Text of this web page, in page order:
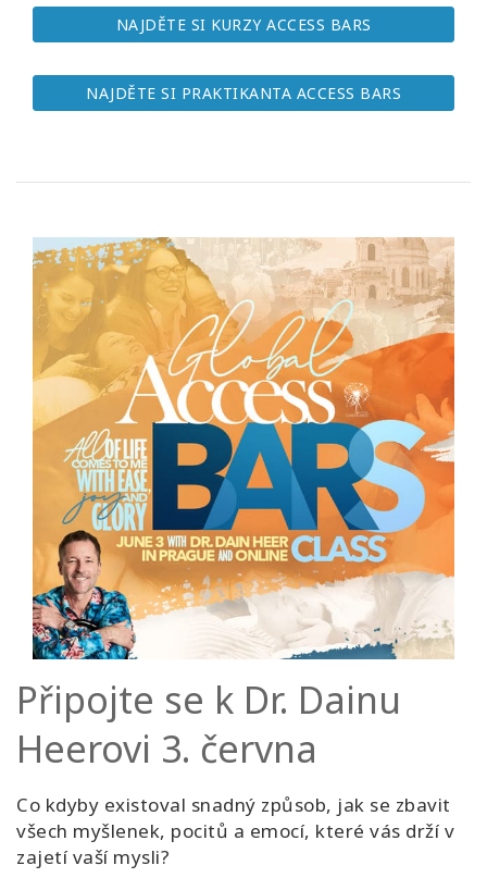
Access
Globální
kurz
Access
Bars
CONTACT
NAJDĚTE SI KURZY ACCESS BARS
NAJDĚTE SI PRAKTIKANTA ACCESS BARS
Připojte se k Dr. Dainu
Heerovi 3. června
Co kdyby existoval snadný způsob, jak se zbavit
všech myšlenek, pocitů a emocí, které vás drží v
zajetí vaší mysli?